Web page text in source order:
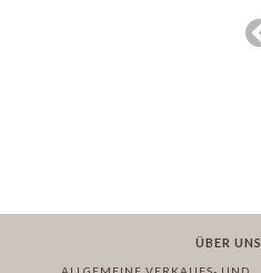
ÜBER UNS